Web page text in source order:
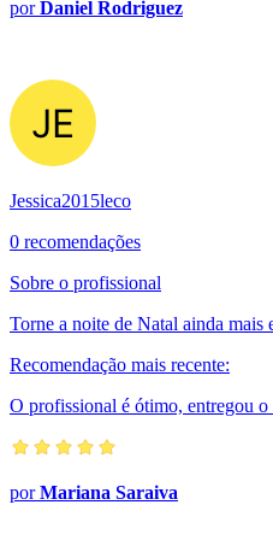
porDaniel Rodriguez
Jessica2015leco
0 recomendações
Sobre o profissional
Torne a noite de Natal ainda
Recomendação mais recente:
O profissional é ótimo, entregou
porMariana Saraiva